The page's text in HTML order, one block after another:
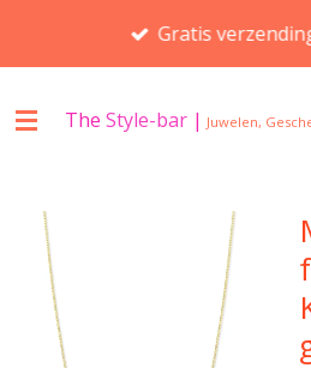
de
Gratis
The Style-bar | Juwelen, Geschenken,